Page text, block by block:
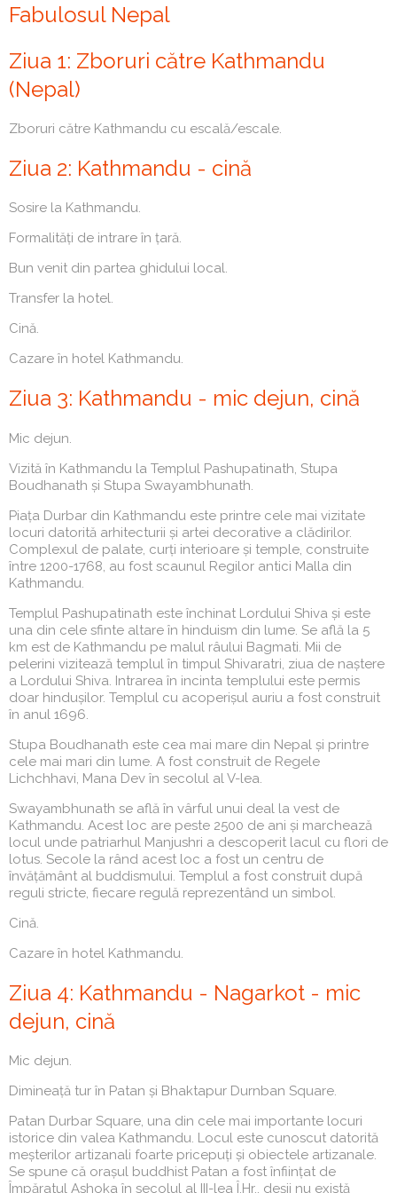
Fabulosul Nepal
Ziua 1: Zboruri către Kathmandu
(Nepal)
Zboruri către Kathmandu cu escală/escale.
Ziua 2: Kathmandu - cină
Sosire la Kathmandu.
Formalități de intrare în țară.
Bun venit din partea ghidului local.
Transfer la hotel.
Cină.
Cazare în hotel Kathmandu.
Ziua 3: Kathmandu - mic dejun, cină
Mic dejun.
Vizită în Kathmandu la Templul Pashupatinath, Stupa
Boudhanath și Stupa Swayambhunath.
Piața Durbar din Kathmandu este printre cele mai vizitate
locuri datorită arhitecturii și artei decorative a clădirilor.
Complexul de palate, curți interioare și temple, construite
între 1200-1768, au fost scaunul Regilor antici Malla din
Kathmandu.
Templul Pashupatinath este închinat Lordului Shiva și este
una din cele sfinte altare în hinduism din lume. Se află la 5
km est de Kathmandu pe malul râului Bagmati. Mii de
pelerini vizitează templul în timpul Shivaratri, ziua de naștere
a Lordului Shiva. Intrarea în incinta templului este permis
doar hindușilor. Templul cu acoperișul auriu a fost construit
în anul 1696.
Stupa Boudhanath este cea mai mare din Nepal și printre
cele mai mari din lume. A fost construit de Regele
Lichchhavi, Mana Dev în secolul al V-lea.
Swayambhunath se află în vârful unui deal la vest de
Kathmandu. Acest loc are peste 2500 de ani și marchează
locul unde patriarhul Manjushri a descoperit lacul cu flori de
lotus. Secole la rând acest loc a fost un centru de
învățământ al buddismului. Templul a fost construit după
reguli stricte, fiecare regulă reprezentând un simbol.
Cină.
Cazare în hotel Kathmandu.
Ziua 4: Kathmandu - Nagarkot - mic
dejun, cină
Mic dejun.
Dimineață tur în Patan și Bhaktapur Durnban Square.
Patan Durbar Square, una din cele mai importante locuri
istorice din valea Kathmandu. Locul este cunoscut datorită
meșterilor artizanali foarte pricepuți și obiectele artizanale.
Se spune că orașul buddhist Patan a fost înființat de
Împăratul Ashoka în secolul al III-lea Î.Hr., deșii nu există